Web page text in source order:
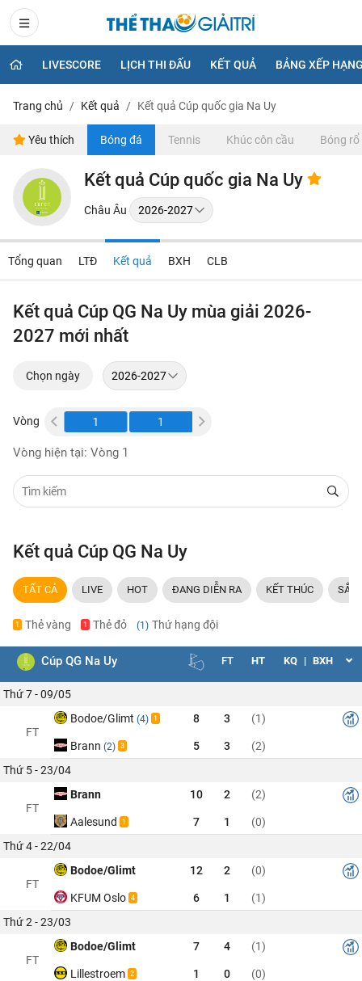
LIVESCORE LỊCH THI ĐẤU KẾT QUẢ BẢNG XẾP
Trang chủ Kết quả Kết quả Cúp quốc gia Na Uy
Yêu thích Bóng đá Tennis Khúc côn cầu Bóng rổ
Kết quả Cúp quốc gia Na Uy
Châu Âu
Tổng quan LTĐ Kết quả BXH CLB
Kết quả Cúp QG Na Uy mùa giải 2026-
2027 mới nhất
Chọn ngày
Vòng
1 1 1
Vòng hiện tại: Vòng 1
Kết quả Cúp QG Na Uy
TẤT CẢ LIVE HOT ĐANG DIỄN RA KẾT THÚC SẮP
1 Thẻ vàng 1 Thẻ đỏ (1) Thứ hạng đội
Cúp QG Na Uy FT HT KQ | BXH
Thứ 7 - 09/05
FT
Bodoe/Glimt (4) 1 8 3 (1)
Brann (2) 3 5 3
(2)
Thứ 5 - 23/04
FT
Brann 10 2 (2)
Aalesund 1 7 1
(0)
Thứ 4 - 22/04
FT
Bodoe/Glimt 12 2 (0)
KFUM Oslo 4 6 1
(1)
Thứ 2 - 23/03
FT
Bodoe/Glimt 7 4 (1)
Lillestroem 2 1 0
(0)